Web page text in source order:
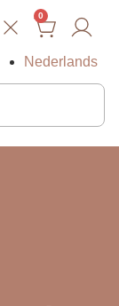
0
Nederlands